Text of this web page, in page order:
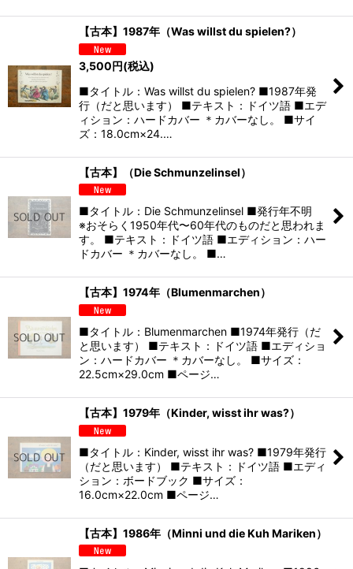
【古本】1987年（Was willst du spielen?）
3,500円(税込)
■タイトル：Was willst du spielen? ■1987年発
行（だと思います） ■テキスト：ドイツ語 ■エデ
ィション：ハードカバー ＊カバーなし。 ■サイ
ズ：18.0cm×24.…
【古本】（Die Schmunzelinsel）
■タイトル：Die Schmunzelinsel ■発行年不明
※おそらく1950年代〜60年代のものだと思われま
す。 ■テキスト：ドイツ語 ■エディション：ハー
ドカバー ＊カバーなし。 ■…
【古本】1974年（Blumenmarchen）
■タイトル：Blumenmarchen ■1974年発行（だ
と思います） ■テキスト：ドイツ語 ■エディショ
ン：ハードカバー ＊カバーなし。 ■サイズ：
22.5cm×29.0cm ■ページ…
【古本】1979年（Kinder, wisst ihr was?）
■タイトル：Kinder, wisst ihr was? ■1979年発行
（だと思います） ■テキスト：ドイツ語 ■エディ
ション：ボードブック ■サイズ：
16.0cm×22.0cm ■ページ…
【古本】1986年（Minni und die Kuh Mariken）